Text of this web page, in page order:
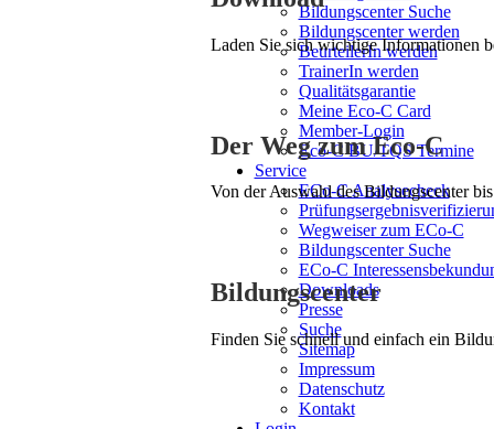
Bildungscenter Suche
Bildungscenter werden
BeurteilerIn werden
TrainerIn werden
Qualitätsgarantie
Meine Eco-C Card
Member-Login
Eco-C BU/TQS Termine
Service
ECo-C Analysecheck
Wegweiser zum ECo-C
Bildungscenter Suche
ECo-C
Downloads
Presse
Suche
Sitemap
Impressum
Datenschutz
Kontakt
Laden Sie sich wichtige Informationen
Der Weg zum Eco-C
Von der Auswahl des Bildungscenter
Bildungscenter
Finden Sie schnell und einfach ein